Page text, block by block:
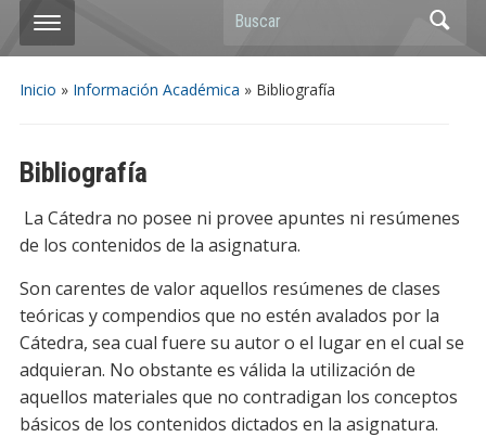
Buscar
Inicio » Información Académica » Bibliografía
Bibliografía
La Cátedra no posee ni provee apuntes ni resúmenes
de los contenidos de la asignatura.
Son carentes de valor aquellos resúmenes de clases
teóricas y compendios que no estén avalados por la
Cátedra, sea cual fuere su autor o el lugar en el cual se
adquieran. No obstante es válida la utilización de
aquellos materiales que no contradigan los conceptos
básicos de los contenidos dictados en la asignatura.